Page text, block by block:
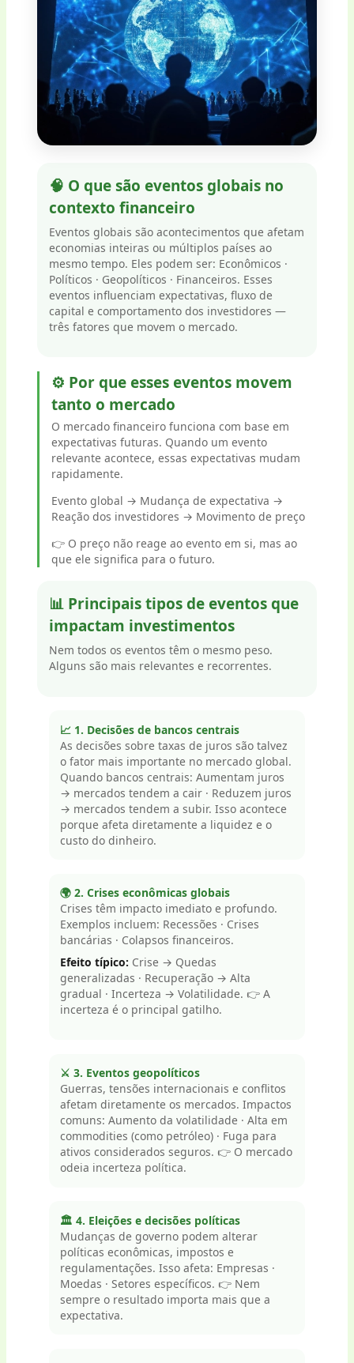
🧠 O que são eventos globais no
contexto financeiro
Eventos globais são acontecimentos que afetam
economias inteiras ou múltiplos países ao
mesmo tempo. Eles podem ser: Econômicos ·
Políticos · Geopolíticos · Financeiros. Esses
eventos influenciam expectativas, fluxo de
capital e comportamento dos investidores —
três fatores que movem o mercado.
⚙️ Por que esses eventos movem
tanto o mercado
O mercado financeiro funciona com base em
expectativas futuras. Quando um evento
relevante acontece, essas expectativas mudam
rapidamente.
Evento global → Mudança de expectativa →
Reação dos investidores → Movimento de preço
👉 O preço não reage ao evento em si, mas ao
que ele significa para o futuro.
📊 Principais tipos de eventos que
impactam investimentos
Nem todos os eventos têm o mesmo peso.
Alguns são mais relevantes e recorrentes.
📈 1. Decisões de bancos centrais
As decisões sobre taxas de juros são talvez
o fator mais importante no mercado global.
Quando bancos centrais: Aumentam juros
→ mercados tendem a cair · Reduzem juros
→ mercados tendem a subir. Isso acontece
porque afeta diretamente a liquidez e o
custo do dinheiro.
🌍 2. Crises econômicas globais
Crises têm impacto imediato e profundo.
Exemplos incluem: Recessões · Crises
bancárias · Colapsos financeiros.
Efeito típico: Crise → Quedas
generalizadas · Recuperação → Alta
gradual · Incerteza → Volatilidade. 👉 A
incerteza é o principal gatilho.
⚔️ 3. Eventos geopolíticos
Guerras, tensões internacionais e conflitos
afetam diretamente os mercados. Impactos
comuns: Aumento da volatilidade · Alta em
commodities (como petróleo) · Fuga para
ativos considerados seguros. 👉 O mercado
odeia incerteza política.
🏛️ 4. Eleições e decisões políticas
Mudanças de governo podem alterar
políticas econômicas, impostos e
regulamentações. Isso afeta: Empresas ·
Moedas · Setores específicos. 👉 Nem
sempre o resultado importa mais que a
expectativa.